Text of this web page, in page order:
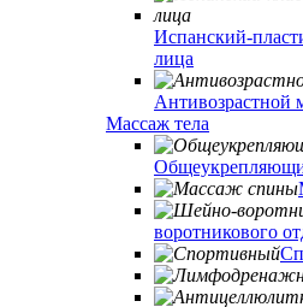
Испанский-
лица
Антивозрастной
Массаж тела
воротникового